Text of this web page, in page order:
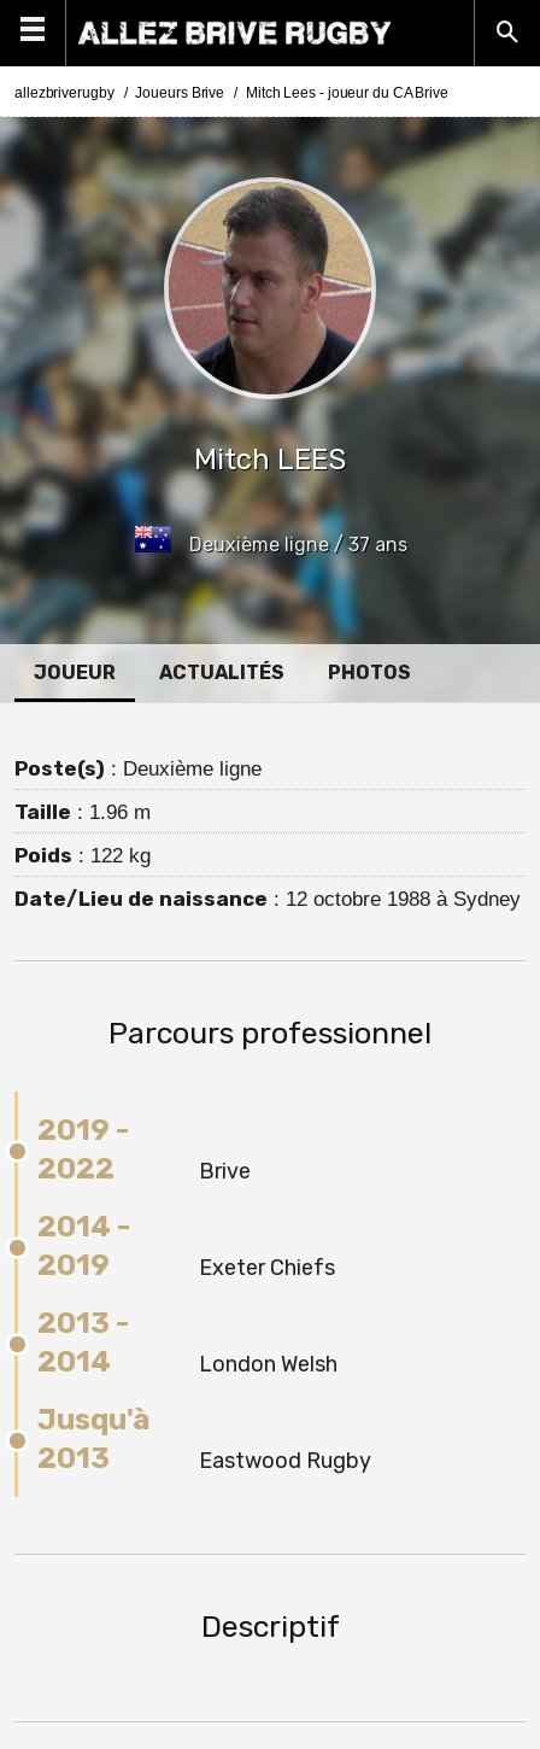
allezbriverugby Joueurs Brive Mitch Lees - joueur du CA Brive
Mitch LEES
Deuxième ligne / 37 ans
JOUEUR ACTUALITÉS PHOTOS
Poste(s) : Deuxième ligne
Taille : 1.96 m
Poids : 122 kg
Date/Lieu de naissance : 12 octobre 1988 à Sydney
Parcours professionnel
2019 -
2022
Brive
2014 -
2019
Exeter Chiefs
2013 -
2014
London Welsh
Jusqu'à
2013
Eastwood Rugby
Descriptif